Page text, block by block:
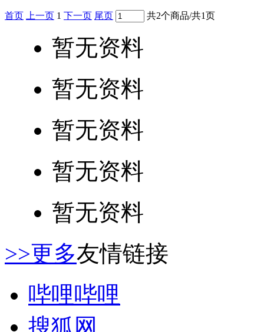
首页 上一页 1 下一页 尾页 共2个商品/共1页
暂无资料
暂无资料
暂无资料
暂无资料
暂无资料
>>更多友情链接
哔哩哔哩
搜狐网